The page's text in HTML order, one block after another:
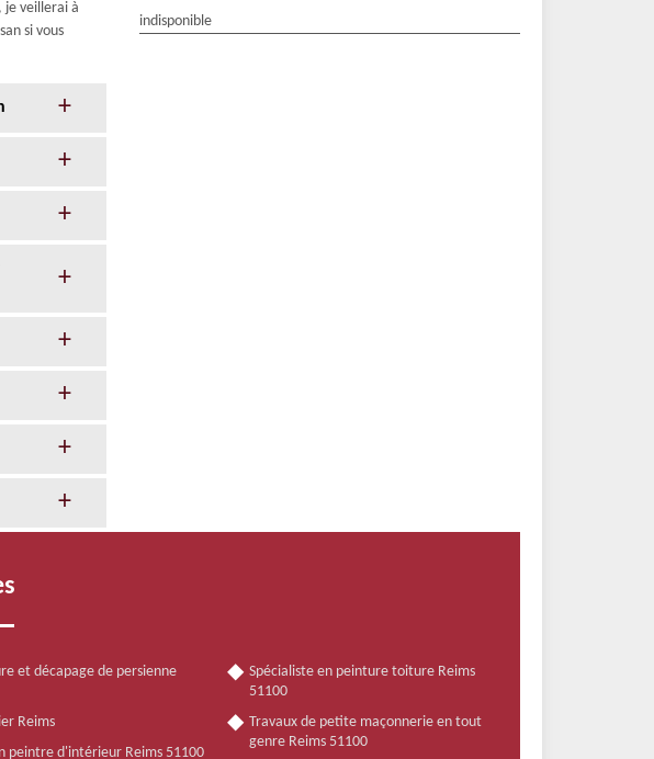
veillerai à
si vous
indisponible
et décapage de persienne
Reims
peintre d'intérieur Reims 51100
Spécialiste en peinture toiture Reims
51100
Travaux de petite maçonnerie en tout
genre Reims 51100